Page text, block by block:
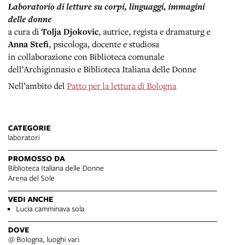
Laboratorio di letture su corpi, linguaggi, immagini
delle donne
a cura diTolja Djokovic, autrice, regista e dramaturg e
Anna Stefi, psicologa, docente e studiosa
in collaborazione con Biblioteca comunale
dell’Archiginnasio e Biblioteca Italiana delle Donne
Nell’ambito delPatto per la lettura di Bologna
CATEGORIE
laboratori
PROMOSSO DA
Biblioteca Italiana delle Donne
Arena del Sole
VEDI ANCHE
Lucia camminava sola
DOVE
@ Bologna, luoghi vari